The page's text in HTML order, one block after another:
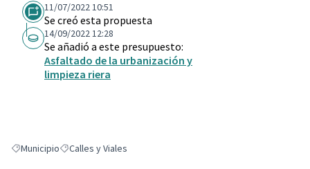
11/07/2022 10:51
Se creó esta propuesta
14/09/2022 12:28
Se añadió a este presupuesto:
Asfaltado de la urbanización y
limpieza riera
Resultados al filtrar por: Municipio
MunicipioResultados al filtrar por: Calles y Viales
Calles y Viales